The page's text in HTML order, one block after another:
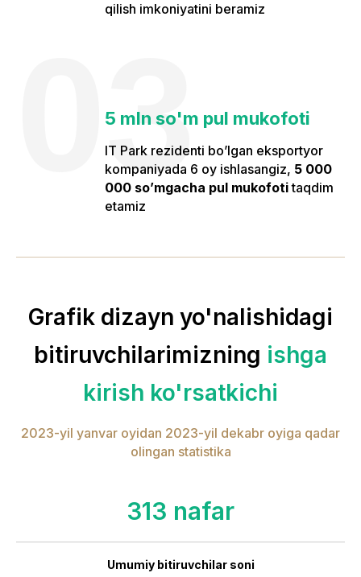
qilish imkoniyatini beramiz
5 mln so'm pul mukofoti
IT Park rezidenti bo’lgan eksportyor
kompaniyada 6 oy ishlasangiz, 5 000
000 so’mgacha pul mukofotitaqdim
etamiz
03
Grafik dizayn yo'nalishidagi
bitiruvchilarimizning ishga
kirish ko'rsatkichi
2023-yil yanvar oyidan 2023-yil dekabr oyiga qadar
olingan statistika
313 nafar
Umumiy bitiruvchilar soni